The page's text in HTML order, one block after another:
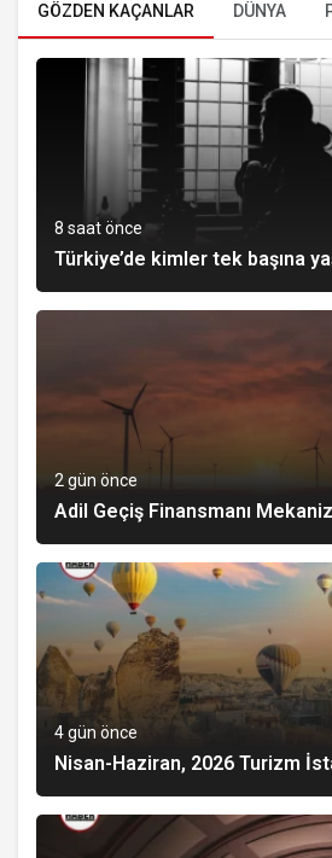
GÖZDEN KAÇANLAR DÜNYA
8 saat önce
Türkiye’de kimler tek başına
2 gün önce
Adil Geçiş Finansmanı
4 gün önce
Nisan-Haziran, 2026 Turizm